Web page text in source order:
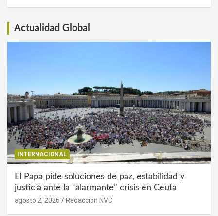
Actualidad Global
INTERNACIONAL
El Papa pide soluciones de paz, estabilidad y
justicia ante la “alarmante” crisis en Ceuta
agosto 2, 2026 Redacción NVC